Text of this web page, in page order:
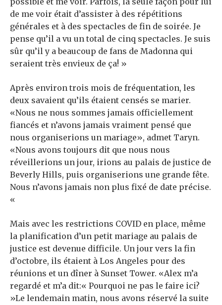
de me voir était d’assister à des répétitions
générales et à des spectacles de fin de soirée. Je
pense qu’il a vu un total de cinq spectacles. Je suis
sûr qu’il y a beaucoup de fans de Madonna qui
seraient très envieux de ça! »
Après environ trois mois de fréquentation, les
deux savaient qu’ils étaient censés se marier.
«Nous ne nous sommes jamais officiellement
fiancés et n’avons jamais vraiment pensé que
nous organiserions un mariage», admet Taryn.
«Nous avons toujours dit que nous nous
réveillerions un jour, irions au palais de justice de
Beverly Hills, puis organiserions une grande fête.
Nous n’avons jamais non plus fixé de date précise.
«
Mais avec les restrictions COVID en place, même
la planification d’un petit mariage au palais de
justice est devenue difficile. Un jour vers la fin
d’octobre, ils étaient à Los Angeles pour des
réunions et un dîner à Sunset Tower. «Alex m’a
regardé et m’a dit:« Pourquoi ne pas le faire ici?
»Le lendemain matin, nous avons réservé la suite